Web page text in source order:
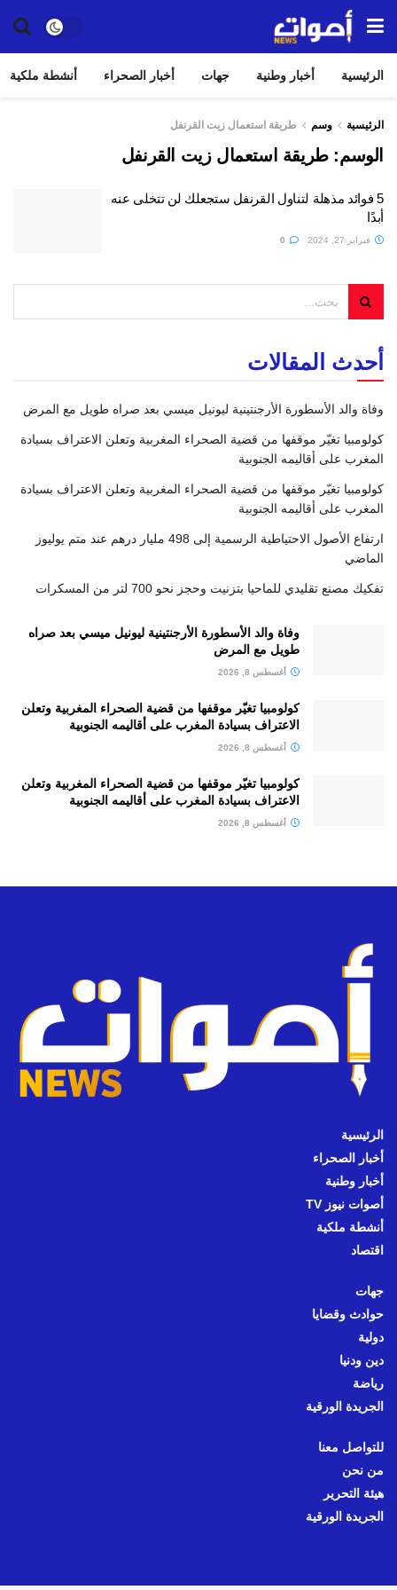
الرئيسية أخبار وطنية جهات أخبار الصحراء أنشطة ملكية
الرئيسية وسم طريقة استعمال زيت القرنفل
الوسم:طريقة استعمال زيت القرنفل
5 فوائد مذهلة لتناول القرنفل ستجعلك لن تتخلى عنه
أبدًا
فبراير 27, 2024
أحدث المقالات
وفاة والد الأسطورة الأرجنتينية ليونيل ميسي بعد صراه طويل مع المرض
كولومبيا تغيّر موقفها من قضية الصحراء المغربية وتعلن الاعتراف بسيادة
المغرب على أقاليمه الجنوبية
كولومبيا تغيّر موقفها من قضية الصحراء المغربية وتعلن الاعتراف بسيادة
المغرب على أقاليمه الجنوبية
ارتفاع الأصول الاحتياطية الرسمية إلى 498 مليار درهم عند متم يوليوز
الماضي
تفكيك مصنع تقليدي للماحيا بتزنيت وحجز نحو 700 لتر من المسكرات
وفاة والد الأسطورة الأرجنتينية ليونيل ميسي بعد صراه
طويل مع المرض
أغسطس 8, 2026
كولومبيا تغيّر موقفها من قضية الصحراء المغربية وتعلن
الاعتراف بسيادة المغرب على أقاليمه الجنوبية
أغسطس 8, 2026
كولومبيا تغيّر موقفها من قضية الصحراء المغربية وتعلن
الاعتراف بسيادة المغرب على أقاليمه الجنوبية
أغسطس 8, 2026
الرئيسية
أخبار الصحراء
أخبار وطنية
أصوات نيوز TV
أنشطة ملكية
اقتصاد
جهات
حوادث وقضايا
دولية
دين ودنيا
رياضة
الجريدة الورقية
للتواصل معنا
من نحن
هيئة التحرير
الجريدة الورقية